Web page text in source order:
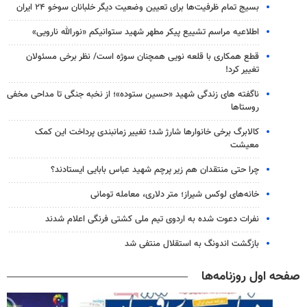
بسیج تمام ظرفیت‌ها برای تعیین وضعیت دیگر خلبانان سوخو ۲۴ ایران
اطلاعیه مراسم تشییع پیکر مطهر شهید ستوانیکم «نورالله نارویی»
قطع همکاری با قلعه نویی همچنان سوژه است/ نظر برخی مسئولان
تغییر کرد!
ناگفته های زندگی شهید «حسین ستوده»؛ از نخبه جنگی تا مداحی مخفی
روستاها
کالابرگ برخی خانوارها شارژ شد؛ تغییر زمانبندی پرداخت این کمک
معیشت
چرا حتی منتقدان هم زیر پرچم شهید عباس بابایی ایستادند؟
خانه‌های لوکس شیراز؛ متر دلاری، معامله تومانی
نفرات دعوت شده به اردوی تیم ملی کشتی فرنگی اعلام شدند
بازگشت اندونگ به استقلال منتفی شد
صفحه اول روزنامه‌ها